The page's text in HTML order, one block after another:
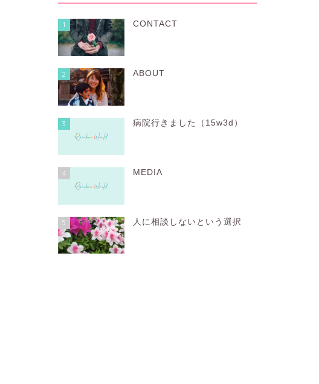
1 CONTACT
2 ABOUT
3 病院行きました（15w3d）
4 MEDIA
5 人に相談しないという選択